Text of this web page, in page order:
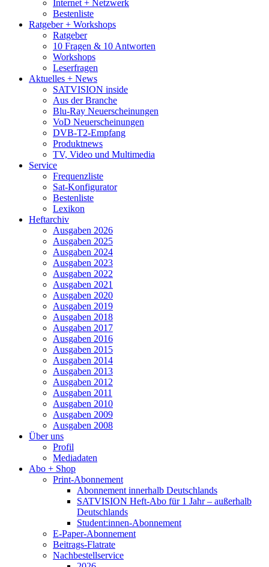
Internet + Netzwerk
Bestenliste
Ratgeber + Workshops
Ratgeber
10 Fragen & 10 Antworten
Workshops
Leserfragen
Aktuelles + News
SATVISION inside
Aus der Branche
Blu-Ray Neuerscheinungen
VoD Neuerscheinungen
DVB-T2-Empfang
Produktnews
TV, Video und Multimedia
Service
Frequenzliste
Sat-Konfigurator
Bestenliste
Lexikon
Heftarchiv
Ausgaben 2026
Ausgaben 2025
Ausgaben 2024
Ausgaben 2023
Ausgaben 2022
Ausgaben 2021
Ausgaben 2020
Ausgaben 2019
Ausgaben 2018
Ausgaben 2017
Ausgaben 2016
Ausgaben 2015
Ausgaben 2014
Ausgaben 2013
Ausgaben 2012
Ausgaben 2011
Ausgaben 2010
Ausgaben 2009
Ausgaben 2008
Über uns
Profil
Mediadaten
Abo + Shop
Print-Abonnement
Abonnement innerhalb Deutschlands
SATVISION Heft-Abo für 1 Jahr – außerhalb
Deutschlands
Student:innen-Abonnement
E-Paper-Abonnement
Beitrags-Flatrate
Nachbestellservice